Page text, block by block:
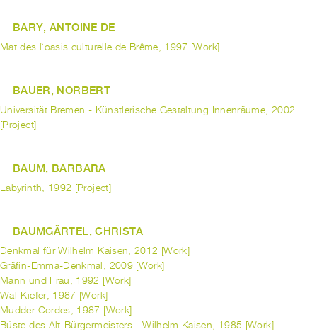
BARY, ANTOINE DE
Mat des l`oasis culturelle de Brême, 1997 [Work]
BAUER, NORBERT
Universität Bremen - Künstlerische Gestaltung Innenräume, 2002
[Project]
BAUM, BARBARA
Labyrinth, 1992 [Project]
BAUMGÄRTEL, CHRISTA
Denkmal für Wilhelm Kaisen, 2012 [Work]
Gräfin-Emma-Denkmal, 2009 [Work]
Mann und Frau, 1992 [Work]
Wal-Kiefer, 1987 [Work]
Mudder Cordes, 1987 [Work]
Büste des Alt-Bürgermeisters - Wilhelm Kaisen, 1985 [Work]